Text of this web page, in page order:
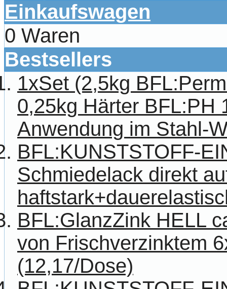
Einkaufswagen
0 Waren
Bestsellers
1xSet (2,5kg
0,25kg Härter BFL:PH
Anwendung im Stahl-
BFL:KUNSTSTOFF-
Schmiedelack direkt
BFL:GlanzZink HELL
von Frischverzinktem
(12,17/Dose)